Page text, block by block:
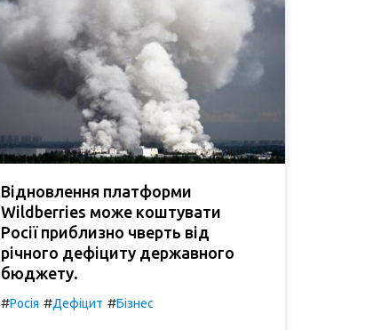
Відновлення платформи
Wildberries може коштувати
Росії приблизно чверть від
річного дефіциту державного
бюджету.
#Росія #Дефіцит #Бізнес